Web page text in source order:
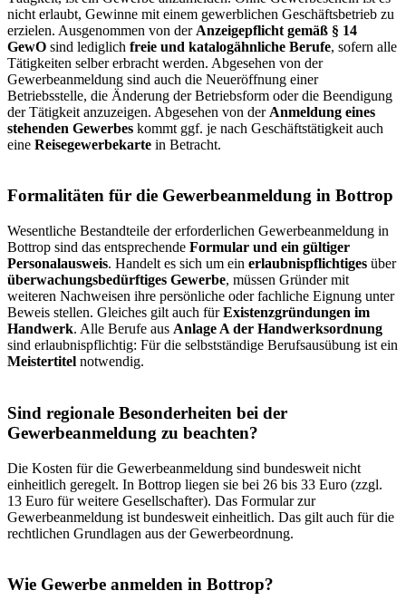
nicht erlaubt, Gewinne mit einem gewerblichen Geschäftsbetrieb zu
erzielen. Ausgenommen von der Anzeigepflicht gemäß § 14
GewO sind lediglich freie und katalogähnliche Berufe, sofern alle
Tätigkeiten selber erbracht werden. Abgesehen von der
Gewerbeanmeldung sind auch die Neueröffnung einer
Betriebsstelle, die Änderung der Betriebsform oder die Beendigung
der Tätigkeit anzuzeigen. Abgesehen von der Anmeldung eines
stehenden Gewerbes kommt ggf. je nach Geschäftstätigkeit auch
eine Reisegewerbekarte in Betracht.
Formalitäten für die Gewerbeanmeldung in Bottrop
Wesentliche Bestandteile der erforderlichen Gewerbeanmeldung in
Bottrop sind das entsprechende Formular und ein gültiger
Personalausweis. Handelt es sich um ein erlaubnispflichtiges über
überwachungsbedürftiges Gewerbe, müssen Gründer mit
weiteren Nachweisen ihre persönliche oder fachliche Eignung unter
Beweis stellen. Gleiches gilt auch fürExistenzgründungen im
Handwerk. Alle Berufe aus Anlage A der Handwerksordnung
sind erlaubnispflichtig: Für die selbstständige Berufsausübung ist ein
Meistertitel notwendig.
Sind regionale Besonderheiten bei der
Gewerbeanmeldung zu beachten?
Die Kosten für die Gewerbeanmeldung sind bundesweit nicht
einheitlich geregelt. In Bottrop liegen sie bei 26 bis 33 Euro (zzgl.
13 Euro für weitere Gesellschafter). Das Formular zur
Gewerbeanmeldung ist bundesweit einheitlich. Das gilt auch für die
rechtlichen Grundlagen aus der Gewerbeordnung.
Wie Gewerbe anmelden in Bottrop?